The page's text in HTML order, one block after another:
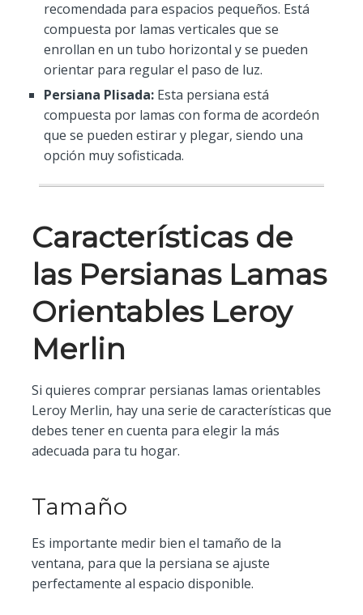
recomendada para espacios pequeños. Está
compuesta por lamas verticales que se
enrollan en un tubo horizontal y se pueden
orientar para regular el paso de luz.
Persiana Plisada:Esta persiana está
compuesta por lamas con forma de acordeón
que se pueden estirar y plegar, siendo una
opción muy sofisticada.
Características de
las Persianas Lamas
Orientables Leroy
Merlin
Si quieres comprar persianas lamas orientables
Leroy Merlin, hay una serie de características que
debes tener en cuenta para elegir la más
adecuada para tu hogar.
Tamaño
Es importante medir bien el tamaño de la
ventana, para que la persiana se ajuste
perfectamente al espacio disponible.